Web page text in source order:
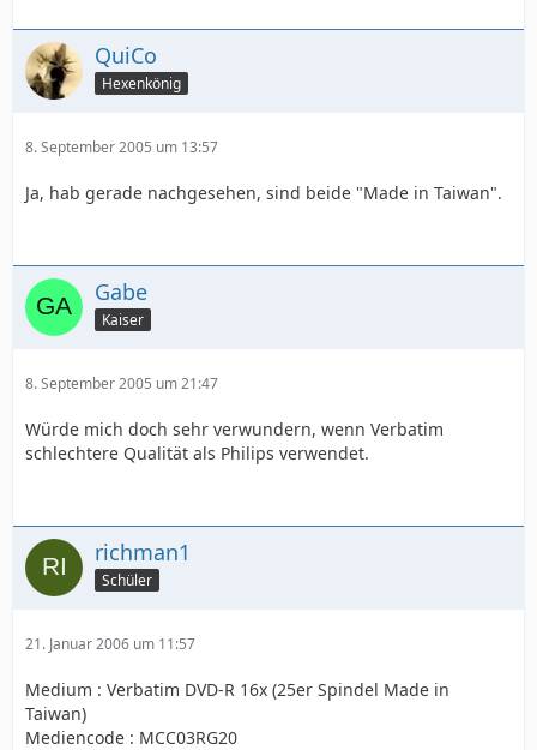
QuiCo
Hexenkönig
8. September 2005 um 13:57
Ja, hab gerade nachgesehen, sind beide "Made in Taiwan".
Gabe
Kaiser
8. September 2005 um 21:47
Würde mich doch sehr verwundern, wenn Verbatim
schlechtere Qualität als Philips verwendet.
richman1
Schüler
21. Januar 2006 um 11:57
Medium : Verbatim DVD-R 16x (25er Spindel Made in
Taiwan)
Mediencode : MCC03RG20